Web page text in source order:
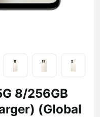
8/256GB
(Global